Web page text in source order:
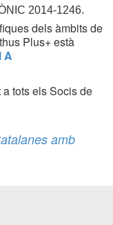
2014-1246.
dels àmbits de
Plus+ està
A
tots els Socis de
amb